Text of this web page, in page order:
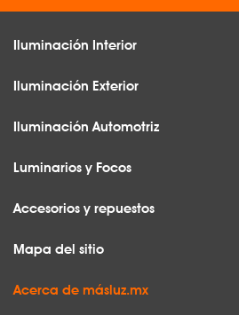
Iluminación Interior
Iluminación Exterior
Iluminación Automotriz
Luminarios y Focos
Accesorios y repuestos
Mapa del sitio
Acerca de másluz.mx